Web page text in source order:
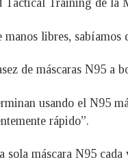
Tactical Training de la
manos libres,
de máscaras N95 a
usando el N95
rápido”.
máscara N95